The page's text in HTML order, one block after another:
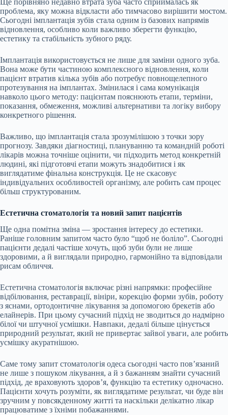
проблема, яку можна відкласти або тимчасово вирішити мостом.
Сьогодні імплантація зубів стала одним із базових напрямів
відновлення, особливо коли важливо зберегти функцію,
естетику та стабільність зубного ряду.
Імплантація використовується не лише для заміни одного зуба.
Вона може бути частиною комплексного відновлення, коли
пацієнт втратив кілька зубів або потребує повнощелепного
протезування на імплантах. Змінилася і сама комунікація
навколо цього методу: пацієнтам пояснюють етапи, терміни,
показання, обмеження, можливі альтернативи та логіку вибору
конкретного рішення.
Важливо, що імплантація стала зрозумілішою з точки зору
прогнозу. Завдяки діагностиці, плануванню та командній роботі
лікарів можна точніше оцінити, чи підходить метод конкретній
людині, які підготовчі етапи можуть знадобитися і як
виглядатиме фінальна конструкція. Це не скасовує
індивідуальних особливостей організму, але робить сам процес
більш структурованим.
Естетична стоматологія та новий запит пацієнтів
Ще одна помітна зміна — зростання інтересу до естетики.
Раніше головним запитом часто було “щоб не боліло”. Сьогодні
пацієнти дедалі частіше хочуть, щоб зуби були не лише
здоровими, а й виглядали природно, гармонійно та відповідали
рисам обличчя.
Естетична стоматологія включає різні напрямки: професійне
відбілювання, реставрації, вініри, корекцію форми зубів, роботу
з яснами, ортодонтичне лікування за допомогою брекетів або
елайнерів. При цьому сучасний підхід не зводиться до надмірно
білої чи штучної усмішки. Навпаки, дедалі більше цінується
природний результат, який не привертає зайвої уваги, але робить
усмішку акуратнішою.
Саме тому запит стоматологія одеса сьогодні часто пов’язаний
не лише з пошуком лікування, а й з бажанням знайти сучасний
підхід, де враховують здоров’я, функцію та естетику одночасно.
Пацієнти хочуть розуміти, як виглядатиме результат, чи буде він
зручним у повсякденному житті та наскільки делікатно лікар
працюватиме з їхніми побажаннями.